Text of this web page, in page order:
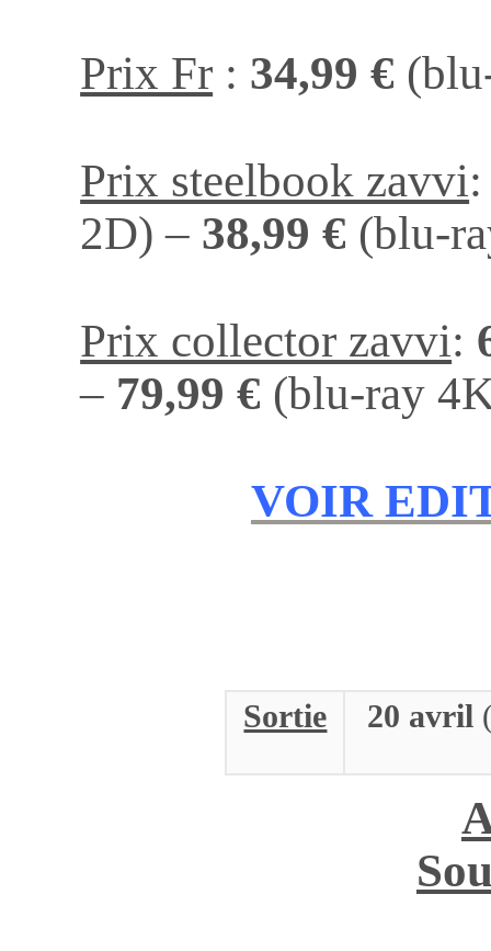
Prix Fr : 34,99 €
Prix steelbook zavvi
2D) – 38,99 € (blu-
Prix collector zavvi:
– 79,99 € (blu-ray
VOIR
Sortie 20 avril